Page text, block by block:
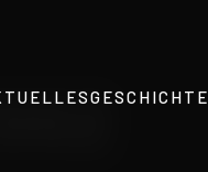
GESCHICHTE